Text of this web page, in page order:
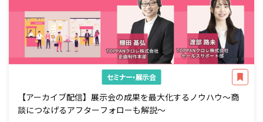
セミナー・展示会
【アーカイブ配信】展示会の成果を最大化するノウハウ～商
談につなげるアフターフォローも解説～